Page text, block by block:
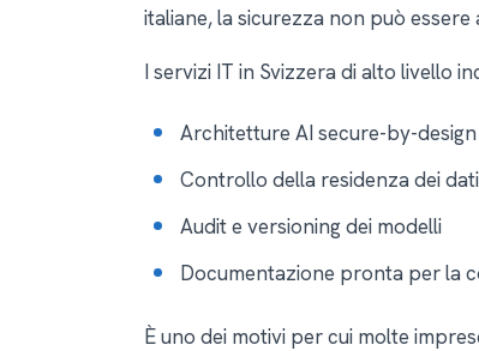
italiane, la sicurezza non può essere
I servizi IT in Svizzera di alto livello
Architetture AI secure-by-design
Controllo della residenza dei dati
Audit e versioning dei modelli
Documentazione pronta per la
È uno dei motivi per cui molte